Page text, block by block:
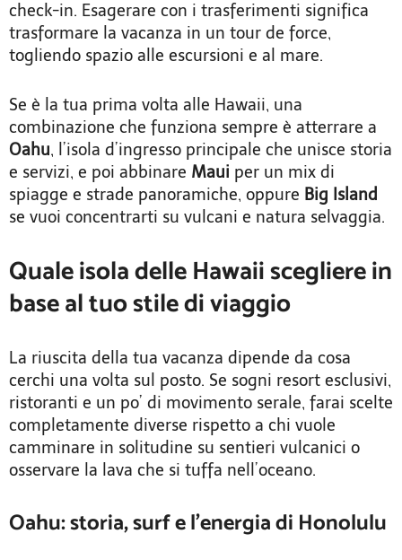
check-in. Esagerare con i trasferimenti significa
trasformare la vacanza in un tour de force,
togliendo spazio alle escursioni e al mare.
Se è la tua prima volta alle Hawaii, una
combinazione che funziona sempre è atterrare a
Oahu, l’isola d’ingresso principale che unisce storia
e servizi, e poi abbinare Maui per un mix di
spiagge e strade panoramiche, oppure Big Island
se vuoi concentrarti su vulcani e natura selvaggia.
Quale isola delle Hawaii scegliere in
base al tuo stile di viaggio
La riuscita della tua vacanza dipende da cosa
cerchi una volta sul posto. Se sogni resort esclusivi,
ristoranti e un po’ di movimento serale, farai scelte
completamente diverse rispetto a chi vuole
camminare in solitudine su sentieri vulcanici o
osservare la lava che si tuffa nell’oceano.
Oahu: storia, surf e l’energia di Honolulu